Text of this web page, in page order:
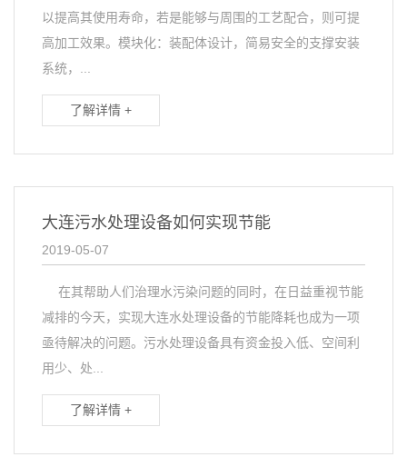
以提高其使用寿命，若是能够与周围的工艺配合，则可提
高加工效果。模块化：装配体设计，简易安全的支撑安装
系统，...
了解详情 +
大连污水处理设备如何实现节能
2019-05-07
在其帮助人们治理水污染问题的同时，在日益重视节能
减排的今天，实现大连水处理设备的节能降耗也成为一项
亟待解决的问题。污水处理设备具有资金投入低、空间利
用少、处...
了解详情 +